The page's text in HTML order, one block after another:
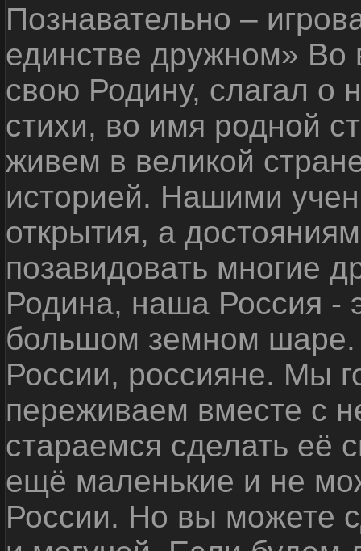
Познавательно –
единстве дружном»
свою Родину, слагал о
стихи, во имя родной
живем в великой
историей. Нашими
открытия, а
позавидовать многие
Родина, наша Россия -
большом земном
России, россияне. Мы
переживаем вместе с
стараемся сделать её
ещё маленькие и не
России. Но вы можете